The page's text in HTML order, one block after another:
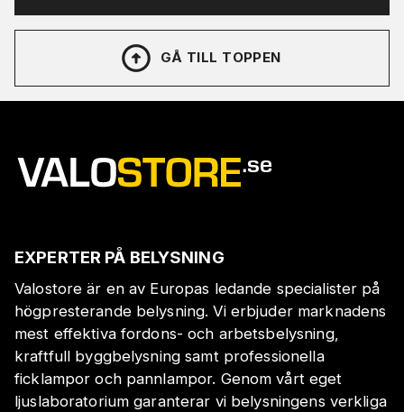
GÅ TILL TOPPEN
EXPERTER PÅ BELYSNING
Valostore är en av Europas ledande specialister på
högpresterande belysning. Vi erbjuder marknadens
mest effektiva fordons- och arbetsbelysning,
kraftfull byggbelysning samt professionella
ficklampor och pannlampor. Genom vårt eget
ljuslaboratorium garanterar vi belysningens verkliga